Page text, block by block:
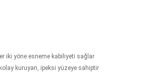
iki yöne esneme kabiliyeti sağlar
kuruyan, ipeksi yüzeye sahiptir